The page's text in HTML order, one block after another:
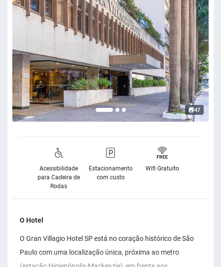
47
Acessibilidade
para Cadeira de
Rodas
Estacionamento
com custo
Wifi Gratuito
O Hotel
O Gran Villagio Hotel SP está no coração histórico de São
Paulo com uma localização única, próxima ao metro